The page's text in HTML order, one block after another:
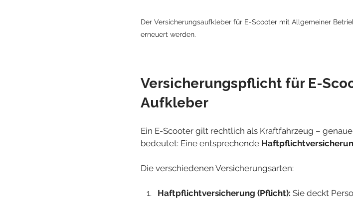
Der Versicherungsaufkleber für E-Scooter mit Allgemeiner
erneuert werden.
Versicherungspflicht für E-
Aufkleber
Ein E-Scooter gilt rechtlich als Kraftfahrzeug –
bedeutet: Eine entsprechende
Die verschiedenen Versicherungsarten:
Haftpflichtversicherung (Pflicht): Sie deckt